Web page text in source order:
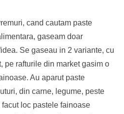
cand cautam paste
gaseam doar
Se gaseau in 2 variante, cu
pe rafturile din market gasim o
Au aparut paste
din carne, legume, peste
loc pastele fainoase